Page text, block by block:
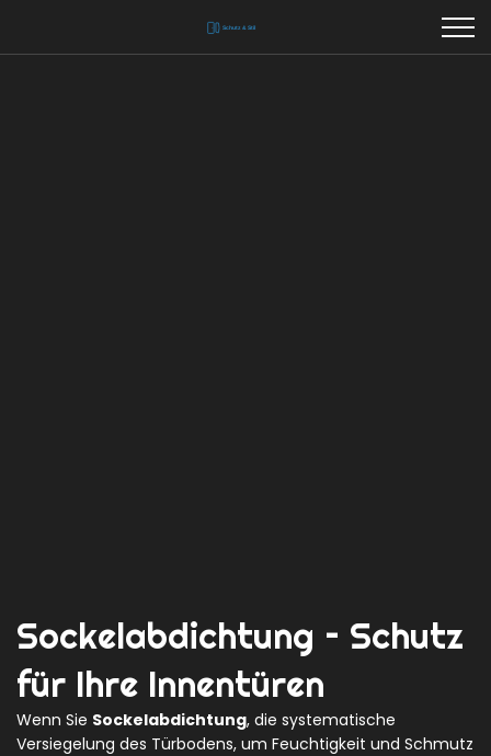
Sockelabdichtung – Schutz
für Ihre Innentüren
Wenn Sie Sockelabdichtung, die systematische
Versiegelung des Türbodens, um Feuchtigkeit und Schmutz